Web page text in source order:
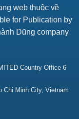
web thuộc về
for Publication by
Dũng company
Country Office 6
Chi Minh City, Vietnam